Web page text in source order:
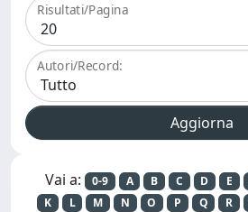
Risultati/Pagina
Autori/Record:
Vai a: 0-9 A B C D E
K
L M N O P Q R